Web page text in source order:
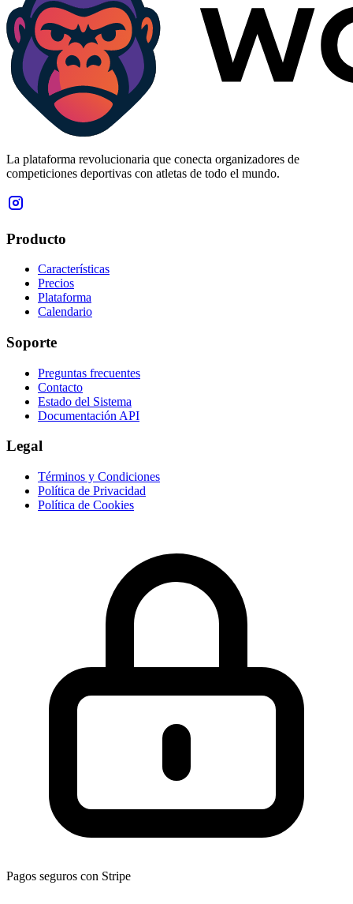
La plataforma revolucionaria que conecta organizadores de
competiciones deportivas con atletas de todo el mundo.
Producto
Características
Precios
Plataforma
Calendario
Soporte
Preguntas frecuentes
Contacto
Estado del Sistema
Documentación API
Legal
Términos y Condiciones
Política de Privacidad
Política de Cookies
Pagos seguros con Stripe